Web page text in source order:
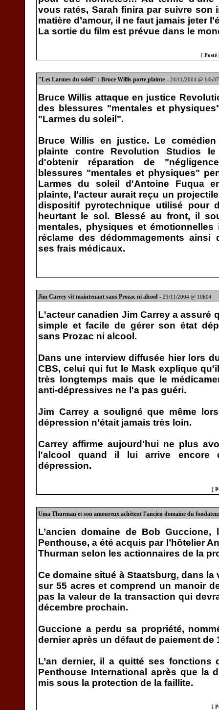
vous ratés, Sarah finira par suivre son
matière d’amour, il ne faut jamais jeter
La sortie du film est prévue dans le
[ Posté
"Les Larmes du soleil" : Bruce Willis porte plainte - 24/11/2004 @ 14h37
Bruce Willis attaque en justice
des blessures "mentales et
"Larmes du soleil".
Bruce Willis en justice. Le
plainte contre Revolution Studios
d'obtenir réparation de
blessures "mentales et physiques"
Larmes du soleil d'Antoine Fuqua
plainte, l'acteur aurait reçu un
dispositif pyrotechnique utilisé pour
heurtant le sol. Blessé au front, il
mentales, physiques et
réclame des dédommagements ainsi
ses frais médicaux.
Jim Carrey vit maintenant sans Prozac ni alcool - 23/11/2004 @ 10h04
L'acteur canadien Jim Carrey a assuré
simple et facile de gérer son état
sans Prozac ni alcool.
Dans une interview diffusée hier lors
CBS, celui qui fut le Mask explique
très longtemps mais que le
anti-dépressives ne l'a pas guéri.
Jim Carrey a souligné que même
dépression n'était jamais très loin.
Carrey affirme aujourd'hui ne plus
l'alcool quand il lui arrive encore
dépression.
[
Uma Thurman et son amoureux achètent l’ancien domaine du
L’ancien domaine de Bob
Penthouse, a été acquis par l’hôtelier
Thurman selon les actionnaires de la
Ce domaine situé à Staatsburg, dans la
sur 55 acres et comprend un manoir
pas la valeur de la transaction qui
décembre prochain.
Guccione a perdu sa propriété,
dernier après un défaut de paiement de
L’an dernier, il a quitté ses
Penthouse International après que la
mis sous la protection de la faillite.
[